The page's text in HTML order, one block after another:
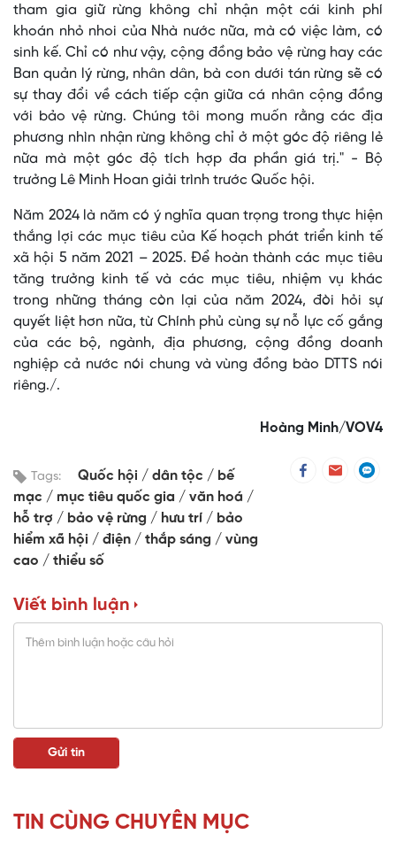
tham gia giữ rừng không chỉ nhận một cái kinh phí
khoán nhỏ nhoi của Nhà nước nữa, mà có việc làm, có
sinh kế. Chỉ có như vậy, cộng đồng bảo vệ rừng hay các
Ban quản lý rừng, nhân dân, bà con dưới tán rừng sẽ có
sự thay đổi về cách tiếp cận giữa cá nhân cộng đồng
với bảo vệ rừng. Chúng tôi mong muốn rằng các địa
phương nhìn nhận rừng không chỉ ở một góc độ riêng lẻ
nữa mà một góc độ tích hợp đa phần giá trị." - Bộ
trưởng Lê Minh Hoan giải trình trước Quốc hội.
Năm 2024 là năm có ý nghĩa quan trọng trong thực hiện
thắng lợi các mục tiêu của Kế hoạch phát triển kinh tế
xã hội 5 năm 2021 – 2025. Để hoàn thành các mục tiêu
tăng trưởng kinh tế và các mục tiêu, nhiệm vụ khác
trong những tháng còn lại của năm 2024, đòi hỏi sự
quyết liệt hơn nữa, từ Chính phủ cùng sự nỗ lực cố gắng
của các bộ, ngành, địa phương, cộng đồng doanh
nghiệp cả nước nói chung và vùng đồng bào DTTS nói
riêng./.
Hoàng Minh/VOV4
Tags: Quốc hội dân tộc
bế
mạc
mục tiêu quốc gia
văn hoá
hỗ trợ
bảo vệ rừng hưu trí
bảo
hiểm xã hội
điện thắp sáng
vùng
cao
thiểu số
Viết bình luận
TIN CÙNG CHUYÊN MỤC